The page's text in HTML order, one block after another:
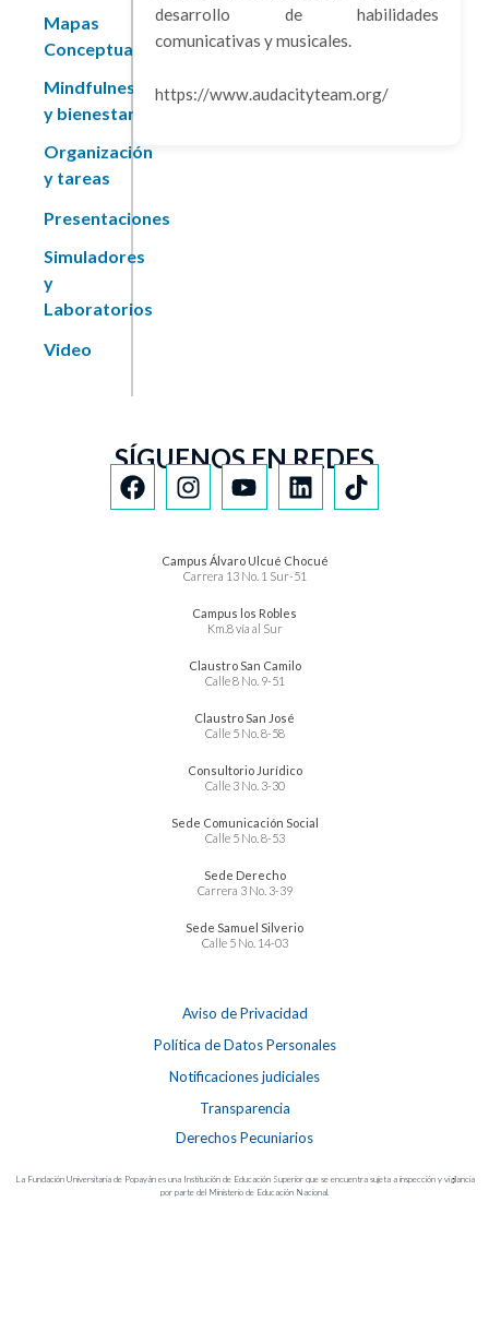
Mapas
Conceptuales
Mindfulness
y bienestar
Organización
y tareas
Presentaciones
Simuladores
y
Laboratorios
Video
desarrollo de habilidades
comunicativas y musicales.
https://www.audacityteam.org/
SÍGUENOS EN REDES
Campus Álvaro Ulcué Chocué
Carrera 13 No. 1 Sur-51
Campus los Robles
Km.8 vía al Sur
Claustro San Camilo
Calle 8 No. 9-51
Claustro San José
Calle 5 No. 8-58
Consultorio Jurídico
Calle 3 No. 3-30
Sede Comunicación Social
Calle 5 No. 8-53
Sede Derecho
Carrera 3 No. 3-39
Sede Samuel Silverio
Calle 5 No. 14-03
Aviso de Privacidad
Política de Datos Personales
Notificaciones judiciales
Transparencia
Derechos Pecuniarios
La Fundación Universitaria de Popayán es una Institución de Educación Superior que se encuentra sujeta a inspección y vigilancia
por parte del Ministerio de Educación Nacional.